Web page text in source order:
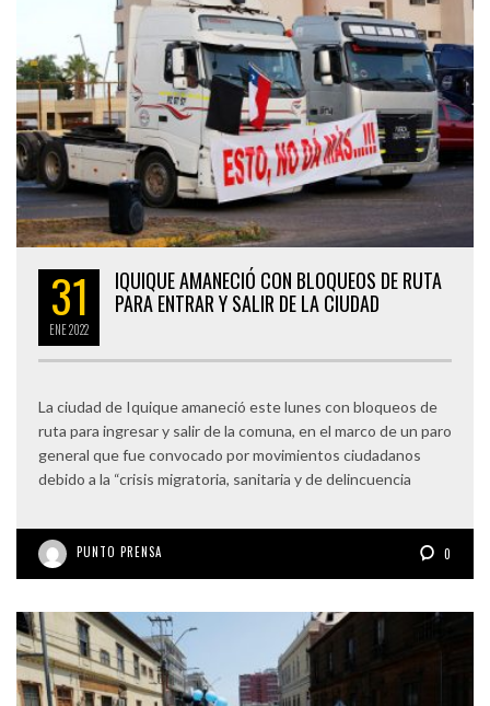
31
ENE2022
IQUIQUE AMANECIÓ CON BLOQUEOS DE RUTA
PARA ENTRAR Y SALIR DE LA CIUDAD
La ciudad de Iquique amaneció este lunes con bloqueos de
ruta para ingresar y salir de la comuna, en el marco de un paro
general que fue convocado por movimientos ciudadanos
debido a la “crisis migratoria, sanitaria y de delincuencia
PUNTO PRENSA 0